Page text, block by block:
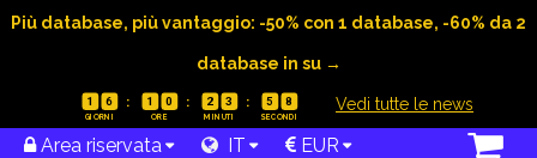
Più database, più vantaggio: -50% con 1 database, -60% da 2
database in su →
1 6 1 0 2 3 5 7 Vedi tutte le news
Area riservata IT EUR